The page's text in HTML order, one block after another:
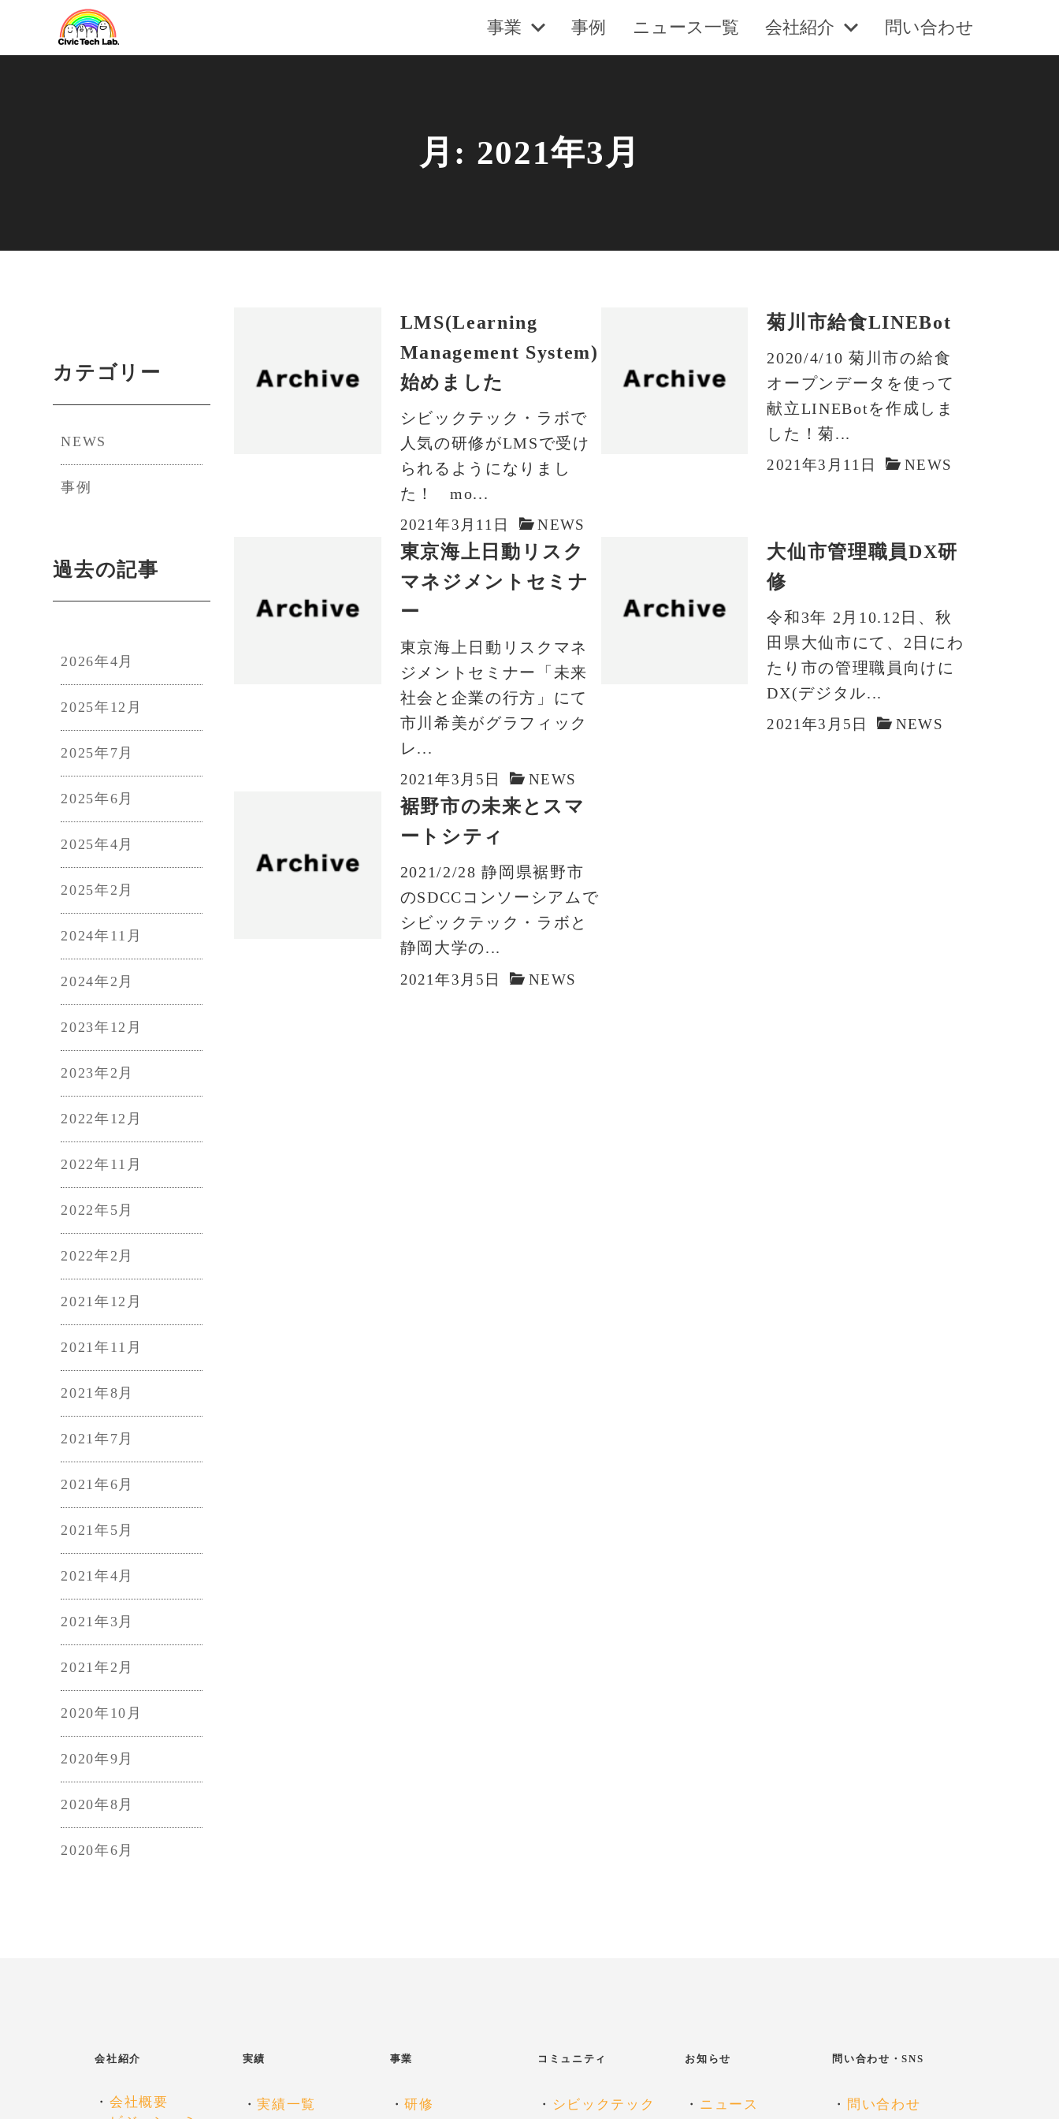
事業 事例 ニュース一覧 会社紹介 問い合わせ
月: 2021年3月
LMS(Learning
Management System)
始めました
シビックテック・ラボで
人気の研修がLMSで受け
られるようになりまし
た！ mo...
2021年3月11日 NEWS
菊川市給食LINEBot
2020/4/10 菊川市の給食
オープンデータを使って
献立LINEBotを作成しま
した！菊...
2021年3月11日 NEWS
東京海上日動リスク
マネジメントセミナ
ー
東京海上日動リスクマネ
ジメントセミナー「未来
社会と企業の行方」にて
市川希美がグラフィック
レ...
2021年3月5日 NEWS
大仙市管理職員DX研
修
令和3年 2月10.12日、秋
田県大仙市にて、2日にわ
たり市の管理職員向けに
DX(デジタル...
2021年3月5日 NEWS
裾野市の未来とスマ
ートシティ
2021/2/28 静岡県裾野市
のSDCCコンソーシアムで
シビックテック・ラボと
静岡大学の...
2021年3月5日 NEWS
カテゴリー
NEWS
事例
過去の記事
2026年4月
2025年12月
2025年7月
2025年6月
2025年4月
2025年2月
2024年11月
2024年2月
2023年12月
2023年2月
2022年12月
2022年11月
2022年5月
2022年2月
2021年12月
2021年11月
2021年8月
2021年7月
2021年6月
2021年5月
2021年4月
2021年3月
2021年2月
2020年10月
2020年9月
2020年8月
2020年6月
会社紹介
・会社概要
実績
・実績一覧
事業
・研修
コミュニティ
・ シビックテック
お知らせ
・ ニュース
問い合わせ・SNS
・ 問い合わせ